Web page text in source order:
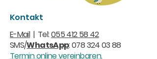
Kontakt
E-Mail| Tel:055 412 58 42
SMS/WhatsApp:078 324 03 88
Termin online vereinbaren.